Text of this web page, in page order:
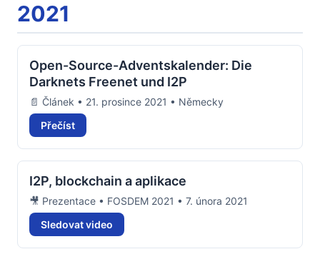
2021
Open-Source-Adventskalender: Die
Darknets Freenet und I2P
📄 Článek • 21. prosince 2021 • Německy
Přečíst
I2P, blockchain a aplikace
🎥 Prezentace • FOSDEM 2021 • 7. února 2021
Sledovat video